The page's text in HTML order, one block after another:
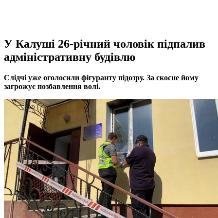
У Калуші 26-річний чоловік підпалив
адміністративну будівлю
Слідчі уже оголосили фігуранту підозру. За скоєне йому
загрожує позбавлення волі.